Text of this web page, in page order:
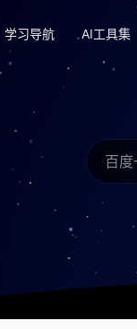
学习导航 AI工具集